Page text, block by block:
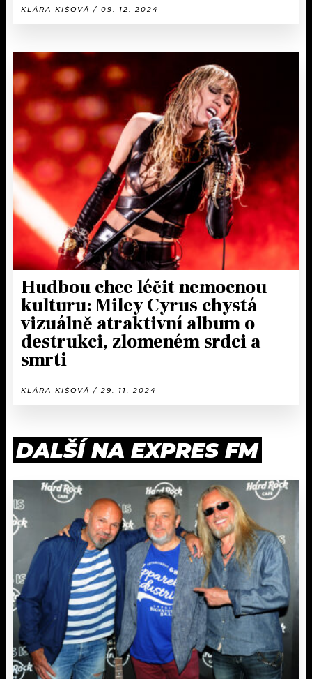
KLÁRA KIŠOVÁ / 09. 12. 2024
Hudbou chce léčit nemocnou
kulturu: Miley Cyrus chystá
vizuálně atraktivní album o
destrukci, zlomeném srdci a
smrti
KLÁRA KIŠOVÁ / 29. 11. 2024
DALŠÍ NA EXPRES FM